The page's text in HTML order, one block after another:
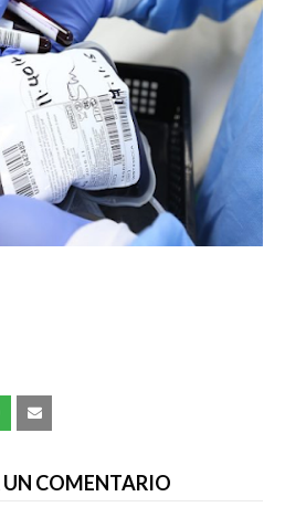
UN COMENTARIO